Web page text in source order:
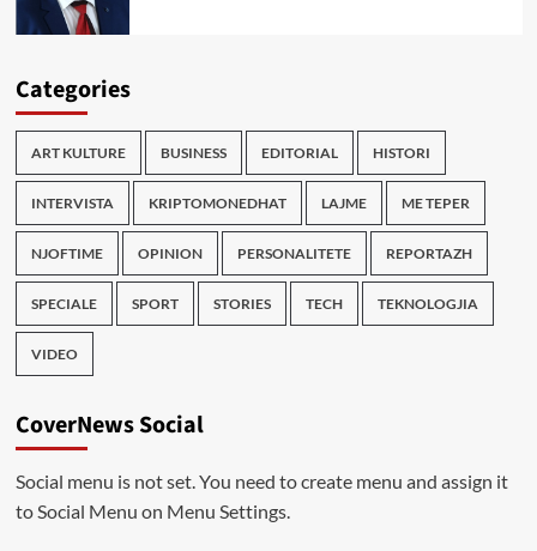
Categories
ART KULTURE BUSINESS EDITORIAL HISTORI
INTERVISTA KRIPTOMONEDHAT LAJME ME TEPER
NJOFTIME OPINION PERSONALITETE REPORTAZH
SPECIALE SPORT STORIES TECH TEKNOLOGJIA
VIDEO
CoverNews Social
Social menu is not set. You need to create menu and assign it
to Social Menu on Menu Settings.